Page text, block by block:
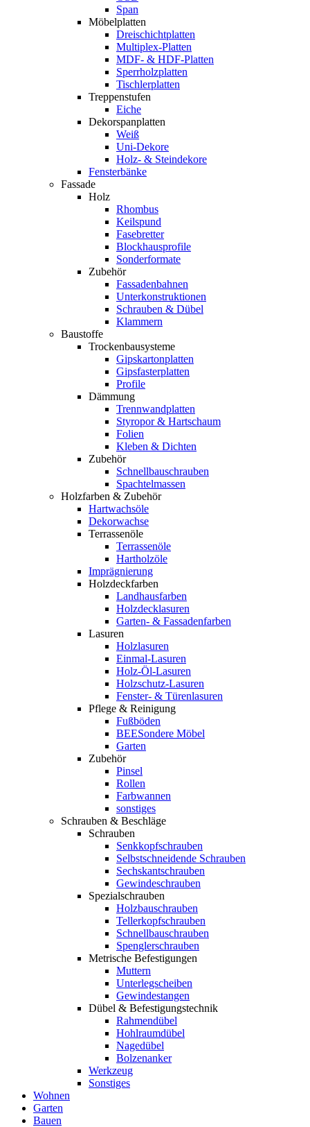
Span
Möbelplatten
Dreischichtplatten
Multiplex-Platten
MDF- & HDF-Platten
Sperrholzplatten
Tischlerplatten
Treppenstufen
Eiche
Dekorspanplatten
Weiß
Uni-Dekore
Holz- & Steindekore
Fensterbänke
Fassade
Holz
Rhombus
Keilspund
Fasebretter
Blockhausprofile
Sonderformate
Zubehör
Fassadenbahnen
Unterkonstruktionen
Schrauben & Dübel
Klammern
Baustoffe
Trockenbausysteme
Gipskartonplatten
Gipsfasterplatten
Profile
Dämmung
Trennwandplatten
Styropor & Hartschaum
Folien
Kleben & Dichten
Zubehör
Schnellbauschrauben
Spachtelmassen
Holzfarben & Zubehör
Hartwachsöle
Dekorwachse
Terrassenöle
Terrassenöle
Hartholzöle
Imprägnierung
Holzdeckfarben
Landhausfarben
Holzdecklasuren
Garten- & Fassadenfarben
Lasuren
Holzlasuren
Einmal-Lasuren
Holz-Öl-Lasuren
Holzschutz-Lasuren
Fenster- & Türenlasuren
Pflege & Reinigung
Fußböden
BEESondere Möbel
Garten
Zubehör
Pinsel
Rollen
Farbwannen
sonstiges
Schrauben & Beschläge
Schrauben
Senkkopfschrauben
Selbstschneidende Schrauben
Sechskantschrauben
Gewindeschrauben
Spezialschrauben
Holzbauschrauben
Tellerkopfschrauben
Schnellbauschrauben
Spenglerschrauben
Metrische Befestigungen
Muttern
Unterlegscheiben
Gewindestangen
Dübel & Befestigungstechnik
Rahmendübel
Hohlraumdübel
Nagedübel
Bolzenanker
Werkzeug
Sonstiges
Wohnen
Garten
Bauen